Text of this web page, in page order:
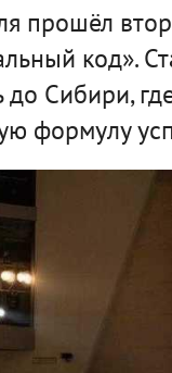
прошёл
код».
до Сибири,
формулу